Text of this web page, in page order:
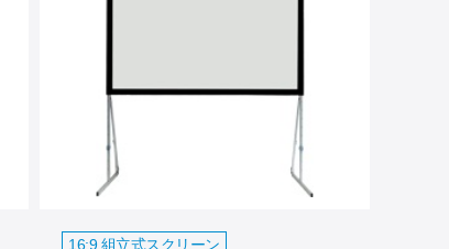
16:9 組立式スクリーン